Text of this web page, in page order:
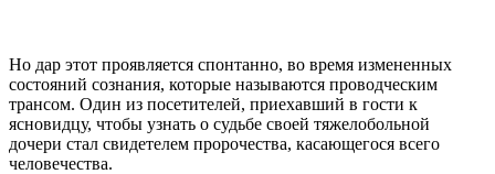
Но дар этот проявляется спонтанно, во время измененных
состояний сознания, которые называются проводческим
трансом. Один из посетителей, приехавший в гости к
ясновидцу, чтобы узнать о судьбе своей тяжелобольной
дочери стал свидетелем пророчества, касающегося всего
человечества.